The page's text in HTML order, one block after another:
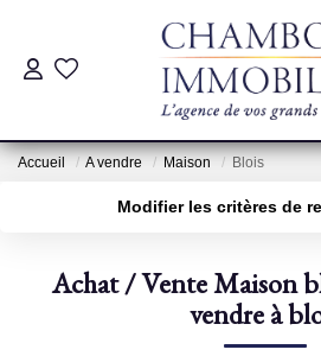
ACHAT
Pré-
Accueil A vendre Maison Blois
Modifier les critères de
Type de bien
Achat / Vente Maison
vendre à